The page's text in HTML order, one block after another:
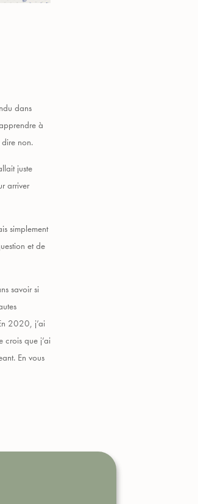
dans
à
non.
juste
arriver
simplement
et de
savoir si
2020, j’ai
crois que j’ai
En vous